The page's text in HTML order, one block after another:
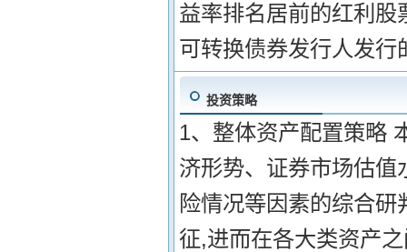
益率排名居前的红利
可转换债券发行人发行
投资策略
1、整体资产配置策略
济形势、证券市场估
险情况等因素的综合
征,进而在各大类资产